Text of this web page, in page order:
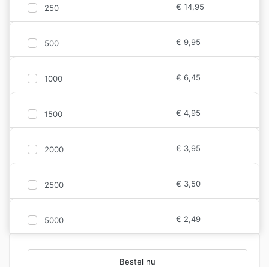
250 € 14,95
500 € 9,95
1000 € 6,45
1500 € 4,95
2000 € 3,95
2500 € 3,50
5000 € 2,49
Bestel nu